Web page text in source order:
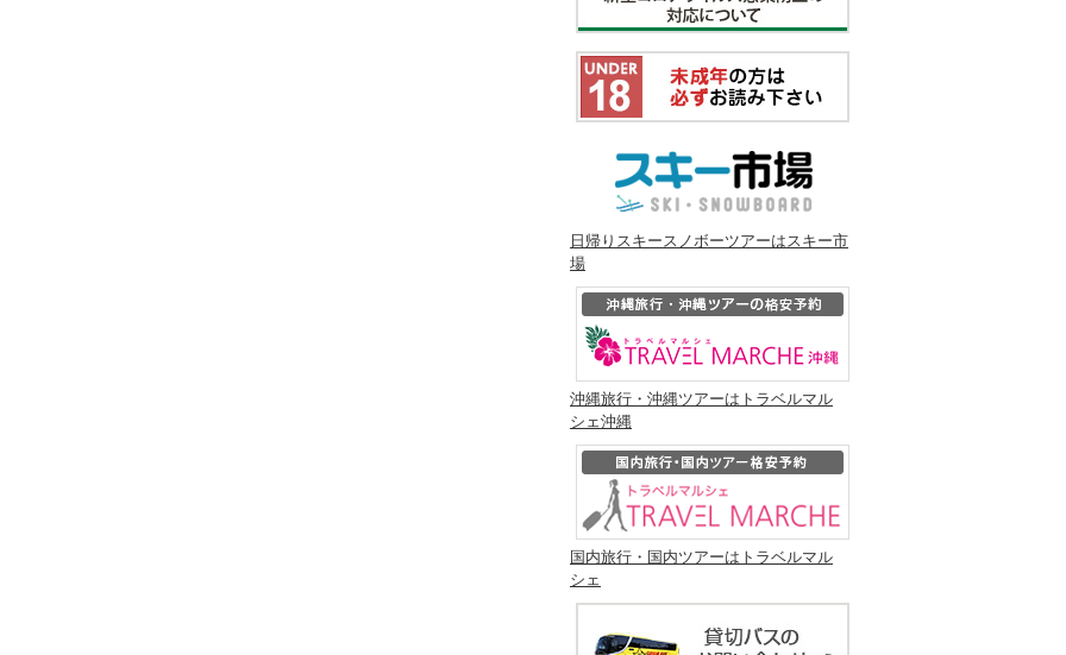
日帰りスキースノボーツアーはスキー市
場
沖縄旅行・沖縄ツアーはトラベルマル
シェ沖縄
国内旅行・国内ツアーはトラベルマル
シェ